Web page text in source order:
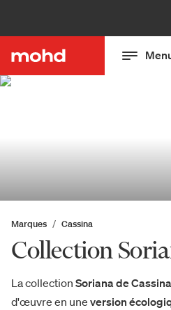
Marques Cassina
Collection
La collection Soriana de Cassina
d'œuvre en une version